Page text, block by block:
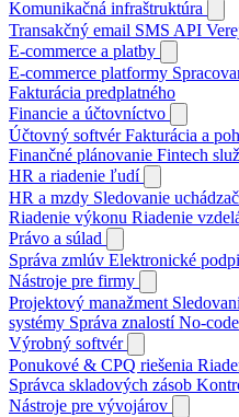
Komunikačná infraštruktúra
Transakčný email SMS API
E-commerce a platby
E-commerce platformy
Fakturácia predplatného
Financie a účtovníctvo
Účtovný softvérFakturácia a
Finančné plánovanie Fintech
HR a riadenie ľudí
HR a mzdy Sledovanie
Riadenie výkonu Riadenie
Právo a súlad
Správa zmlúv Elektronické
Nástroje pre firmy
Projektový manažment
systémy Správa znalostíNo-
Výrobný softvér
Ponukové & CPQ riešenia
Správca skladových zásob
Nástroje pre vývojárov